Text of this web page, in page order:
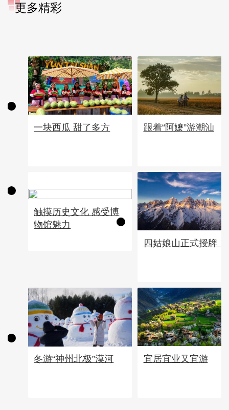
更多精彩
一块西瓜 甜了多方 跟着“阿嬷”游潮汕
触摸历史文化 感受博
物馆魅力
四姑娘山正式授牌！
冬游“神州北极”漠河 宜居宜业又宜游